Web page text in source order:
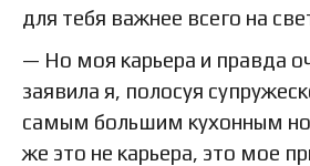
для тебя важнее всего на
— Но моя карьера и правда
заявила я, полосуя
самым большим кухонным
же это не карьера, это мое